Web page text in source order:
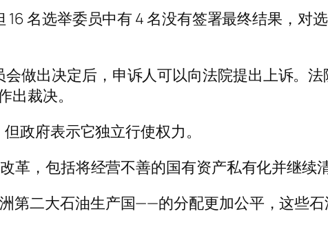
名选举委员中有 4 名没有签署最终结果，对
做出决定后，申诉人可以向法院提出上诉。法
裁决。
政府表示它独立行使权力。
，包括将经营不善的国有资产私有化并继续清
第二大石油生产国——的分配更加公平，这些